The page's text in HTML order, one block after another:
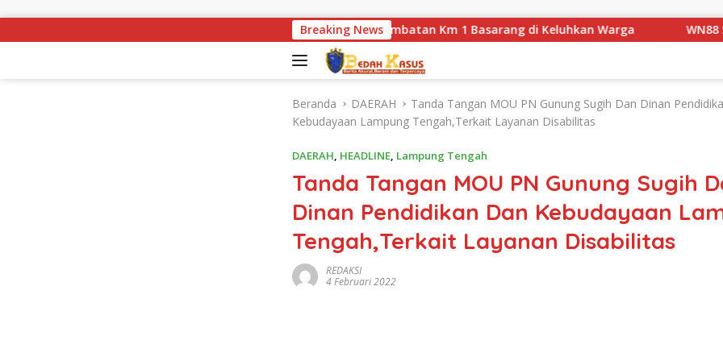
Breaking News
Miris ! Kondisi Jembatan Km 1 Basarang di Keluhkan Warga WN88 SUB UNIT 13
Beranda DAERAH
Tanda Tangan MOU PN Gunung Sugih Dan Dinan
Kebudayaan Lampung Tengah,Terkait Layanan Disabilitas
DAERAH, HEADLINE, Lampung Tengah
Tanda Tangan MOU PN Gunung Sugih
Dinan Pendidikan Dan Kebudayaan
Tengah,Terkait Layanan Disabilitas
REDAKSI
4 Februari 2022